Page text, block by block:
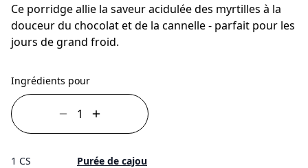
Ce porridge allie la saveur acidulée des myrtilles à la
douceur du chocolat et de la cannelle - parfait pour les
jours de grand froid.
Ingrédients pour
1 CS
Purée de cajou